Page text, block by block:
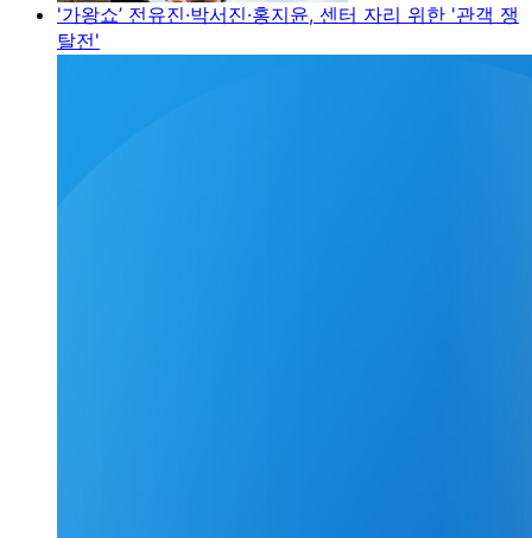
'가왕쇼’ 전유진·박서진·홍지윤, 센터 자리 위한 '관객 쟁
탈전'